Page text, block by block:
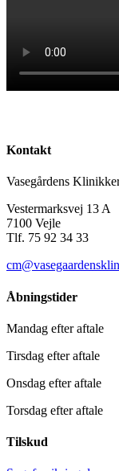
Kontakt
Vasegårdens
Vestermarksvej 13 A
7100 Vejle
Tlf. 75 92 34 33
Åbningstider
Mandag efter aftale
Tirsdag efter aftale
Onsdag efter aftale
Torsdag efter aftale
Tilskud